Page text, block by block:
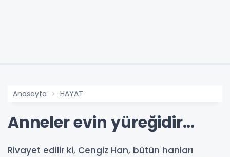
Anasayfa HAYAT
Anneler evin yüreğidir...
Rivayet edilir ki, Cengiz Han, bütün hanları